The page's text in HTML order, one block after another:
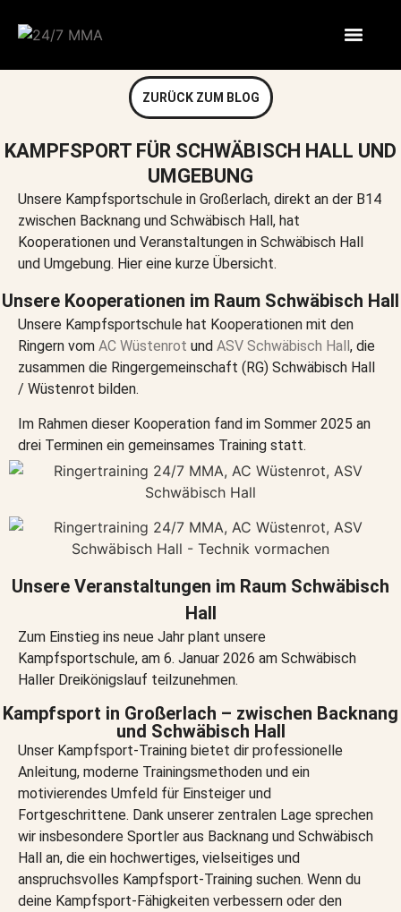
ZURÜCK ZUM BLOG
KAMPFSPORT FÜR SCHWÄBISCH HALL UND
UMGEBUNG
Unsere Kampfsportschule in Großerlach, direkt an der B14
zwischen Backnang und Schwäbisch Hall, hat
Kooperationen und Veranstaltungen in Schwäbisch Hall
und Umgebung. Hier eine kurze Übersicht.
Unsere Kooperationen im Raum Schwäbisch Hall
Unsere Kampfsportschule hat Kooperationen mit den
Ringern vom AC Wüstenrot und ASV Schwäbisch Hall , die
zusammen die Ringergemeinschaft (RG) Schwäbisch Hall
/ Wüstenrot bilden.
Im Rahmen dieser Kooperation fand im Sommer 2025 an
drei Terminen ein gemeinsames Training statt.
Unsere Veranstaltungen im Raum Schwäbisch
Hall
Zum Einstieg ins neue Jahr plant unsere
Kampfsportschule, am 6. Januar 2026 am Schwäbisch
Haller Dreikönigslauf teilzunehmen.
Kampfsport in Großerlach – zwischen Backnang
und Schwäbisch Hall
Unser Kampfsport-Training bietet dir professionelle
Anleitung, moderne Trainingsmethoden und ein
motivierendes Umfeld für Einsteiger und
Fortgeschrittene. Dank unserer zentralen Lage sprechen
wir insbesondere Sportler aus Backnang und Schwäbisch
Hall an, die ein hochwertiges, vielseitiges und
anspruchsvolles Kampfsport-Training suchen. Wenn du
deine Kampfsport-Fähigkeiten verbessern oder den